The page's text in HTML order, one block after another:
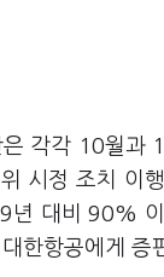
각각 10월과
시정 조치 이
대비 90%
한항공에게 증